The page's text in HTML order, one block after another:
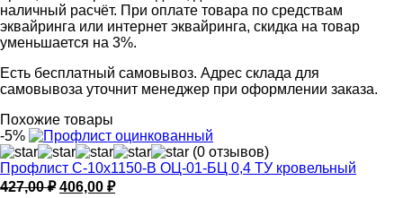
наличный расчёт. При оплате товара по средствам
эквайринга или интернет эквайринга, скидка на товар
уменьшается на 3%.
Есть бесплатный самовывоз. Адрес склада для
самовывоза уточнит менеджер при оформлении заказа.
Похожие товары
-5%
(0 отзывов)
Профлист С-10х1150-B ОЦ-01-БЦ 0,4 ТУ кровельный
427,00₽ Первоначальная
406,00 ₽Текущая